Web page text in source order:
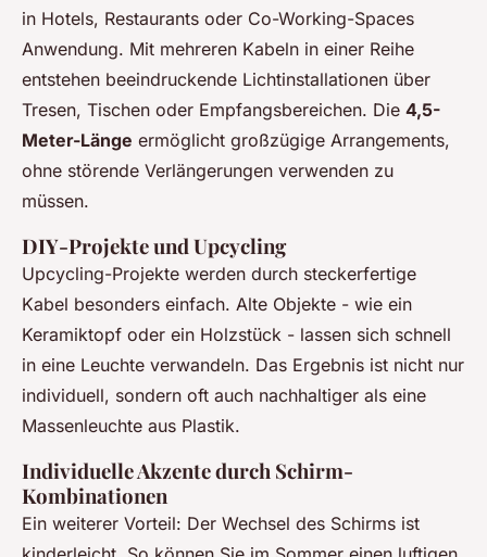
in Hotels, Restaurants oder Co-Working-Spaces
Anwendung. Mit mehreren Kabeln in einer Reihe
entstehen beeindruckende Lichtinstallationen über
Tresen, Tischen oder Empfangsbereichen. Die 4,5-
Meter-Länge ermöglicht großzügige Arrangements,
ohne störende Verlängerungen verwenden zu
müssen.
DIY-Projekte und Upcycling
Upcycling-Projekte werden durch steckerfertige
Kabel besonders einfach. Alte Objekte - wie ein
Keramiktopf oder ein Holzstück - lassen sich schnell
in eine Leuchte verwandeln. Das Ergebnis ist nicht nur
individuell, sondern oft auch nachhaltiger als eine
Massenleuchte aus Plastik.
Individuelle Akzente durch Schirm-
Kombinationen
Ein weiterer Vorteil: Der Wechsel des Schirms ist